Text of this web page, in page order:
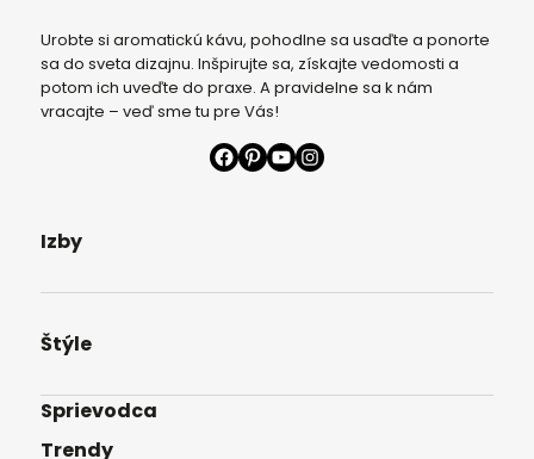
Urobte si aromatickú kávu, pohodlne sa usaďte a ponorte
sa do sveta dizajnu. Inšpirujte sa, získajte vedomosti a
potom ich uveďte do praxe. A pravidelne sa k nám
vracajte – veď sme tu pre Vás!
Facebook
Pinterest
YouTube
Instagram
Izby
Štýle
Sprievodca
Trendy